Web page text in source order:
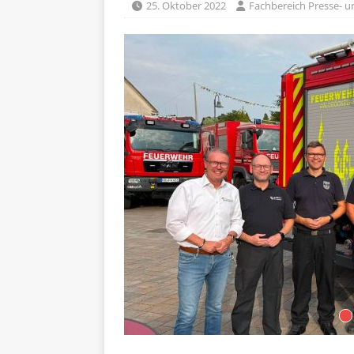
25. Oktober 2022 Fachbereich Presse-